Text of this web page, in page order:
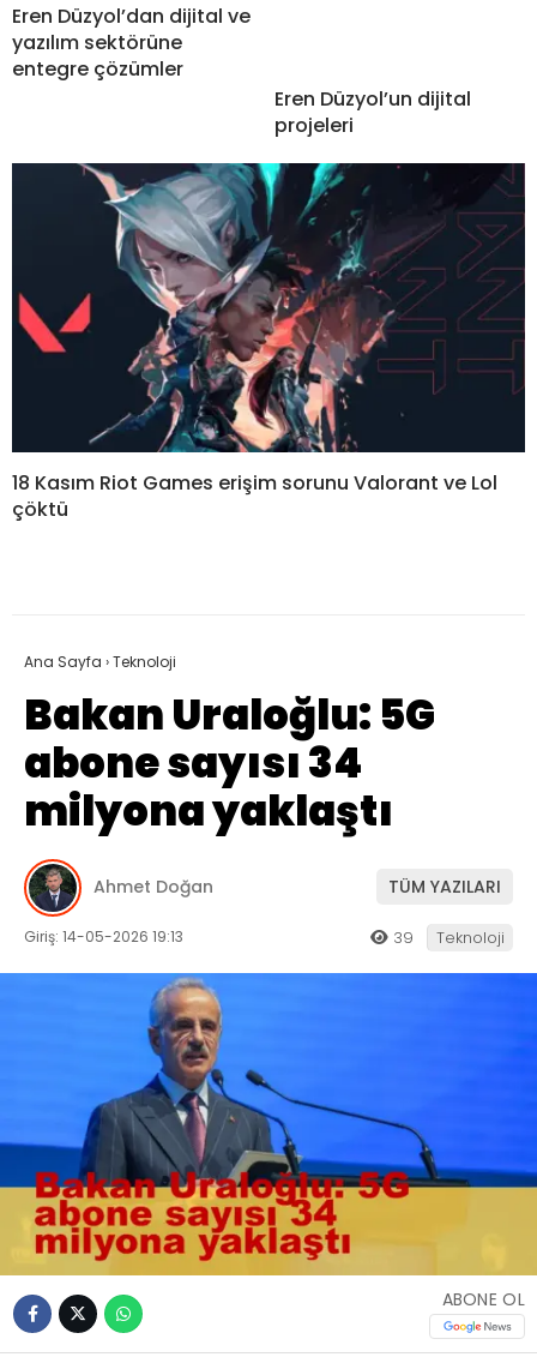
Eren Düzyol’dan dijital ve
yazılım sektörüne
entegre çözümler
Eren Düzyol’un dijital
projeleri
18 Kasım Riot Games erişim sorunu Valorant ve Lol
çöktü
Ana Sayfa ›Teknoloji
Bakan Uraloğlu: 5G
abone sayısı 34
milyona yaklaştı
Ahmet Doğan TÜM YAZILARI
Giriş: 14-05-2026 19:13 39 Teknoloji
ABONE OL